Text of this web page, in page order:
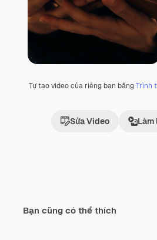
Tự tạo video của riêng bạn bằngTrình
Sửa Video Làm
Bạn cũng có thể thích